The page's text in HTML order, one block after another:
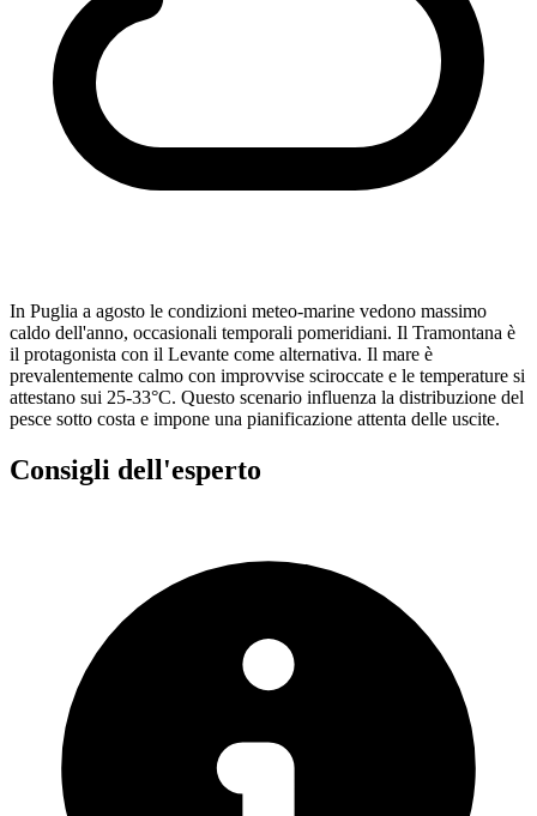
In Puglia a agosto le condizioni meteo-marine vedono massimo
caldo dell'anno, occasionali temporali pomeridiani. Il Tramontana è
il protagonista con il Levante come alternativa. Il mare è
prevalentemente calmo con improvvise sciroccate e le temperature si
attestano sui 25-33°C. Questo scenario influenza la distribuzione del
pesce sotto costa e impone una pianificazione attenta delle uscite.
Consigli dell'esperto